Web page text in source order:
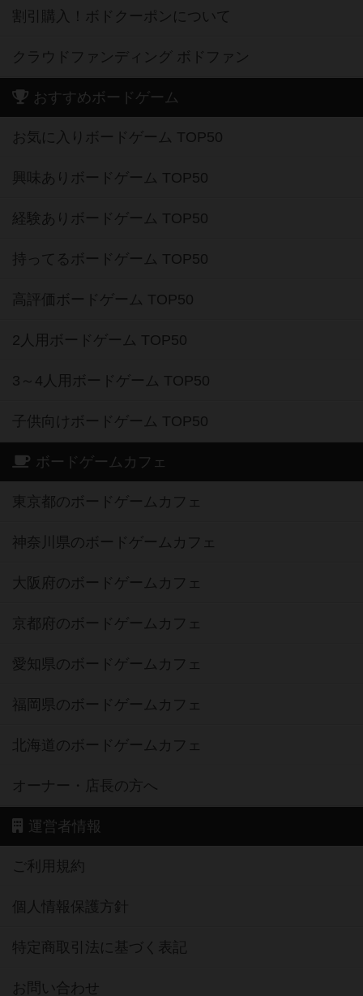
割引購入！ボドクーポンについて
クラウドファンディング ボドファン
おすすめボードゲーム
お気に入りボードゲーム TOP50
興味ありボードゲーム TOP50
経験ありボードゲーム TOP50
持ってるボードゲーム TOP50
高評価ボードゲーム TOP50
2人用ボードゲーム TOP50
3～4人用ボードゲーム TOP50
子供向けボードゲーム TOP50
ボードゲームカフェ
東京都のボードゲームカフェ
神奈川県のボードゲームカフェ
大阪府のボードゲームカフェ
京都府のボードゲームカフェ
愛知県のボードゲームカフェ
福岡県のボードゲームカフェ
北海道のボードゲームカフェ
オーナー・店長の方へ
運営者情報
ご利用規約
個人情報保護方針
特定商取引法に基づく表記
お問い合わせ